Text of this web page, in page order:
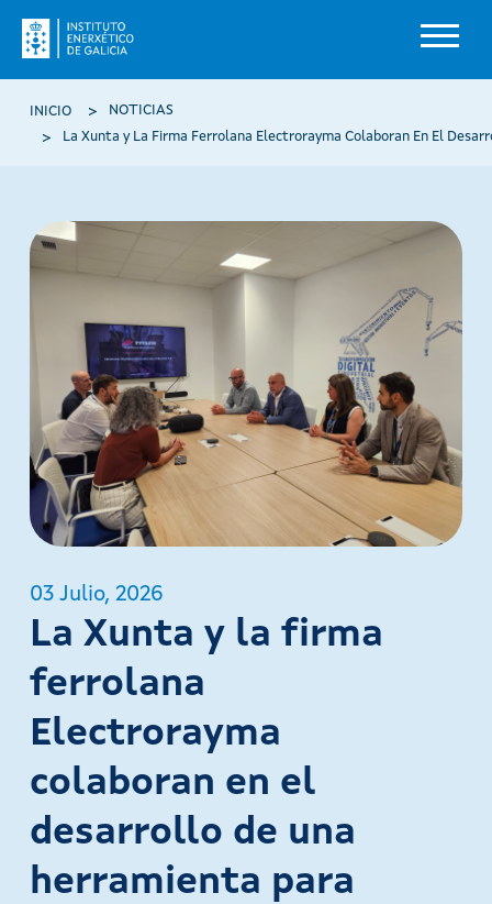
Ruta de navegación
INICIO NOTICIAS
03 Julio, 2026
La Xunta y la firma
ferrolana
Electrorayma
colaboran en el
desarrollo de una
herramienta para